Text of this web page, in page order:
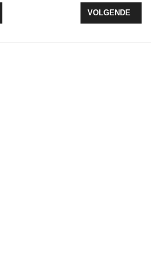
STICHTING ENDURANCE
VOLGENDE
VOLGENDE